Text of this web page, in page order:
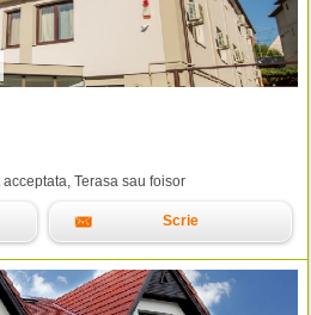
Terasa sau foisor
Scrie